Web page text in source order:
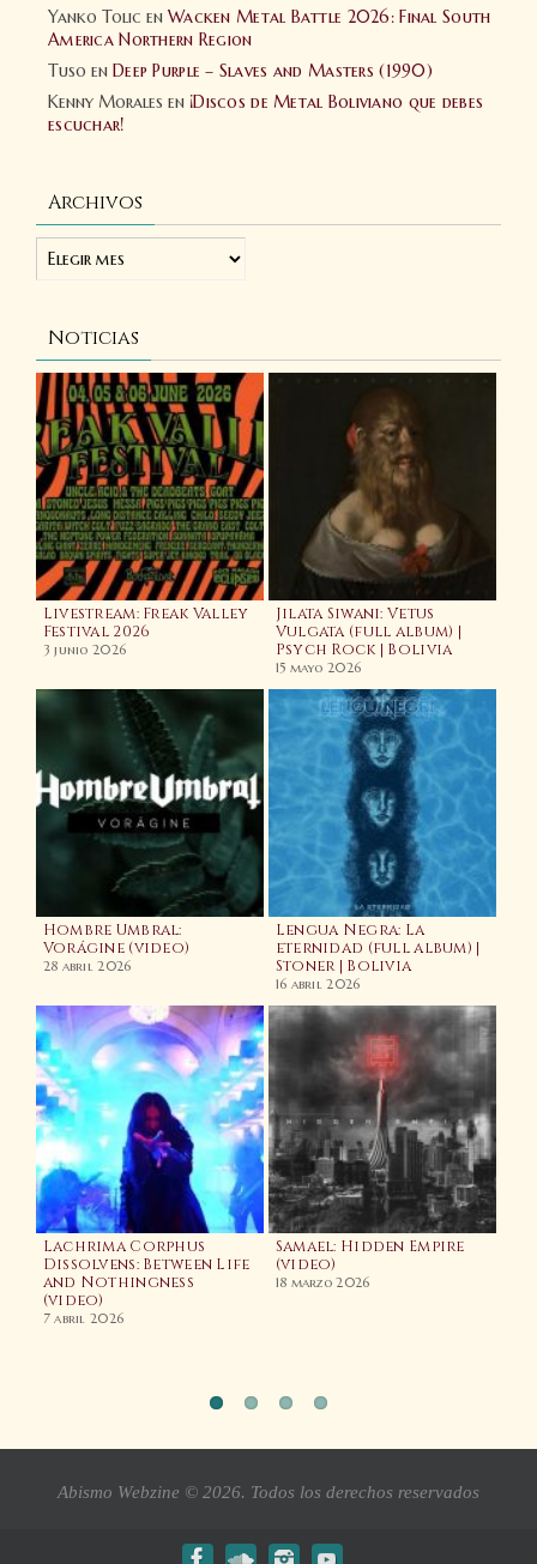
Yanko Tolic en Wacken Metal Battle 2026: Final South
America Northern Region
Tuso en Deep Purple – Slaves and Masters (1990)
Kenny Morales en ¡Discos de Metal Boliviano que debes
escuchar!
Archivos
Noticias
Livestream: Freak Valley
Festival 2026
3 junio 2026
Jilata Siwani: Vetus
Vulgata (full album) |
Psych Rock | Bolivia
15 mayo 2026
Hombre Umbral:
Vorágine (video)
28 abril 2026
Lengua Negra: La
eternidad (full album) |
Stoner | Bolivia
16 abril 2026
Lachrima Corphus
Dissolvens: Between Life
and Nothingness
(video)
7 abril 2026
Samael: Hidden Empire
(video)
18 marzo 2026
Abismo Webzine © 2026. Todos los derechos reservados